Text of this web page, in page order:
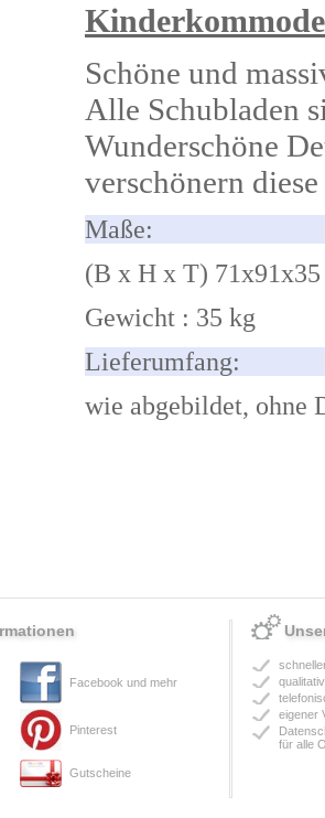
Schöne und
Alle Schubladen
Wunderschöne De
verschönern
Maß
(B x H x T)
Gewicht : 35 kg
wie abgebildet, ohne
Facebook und mehr
Pinterest
Gutscheine
eigener
für alle